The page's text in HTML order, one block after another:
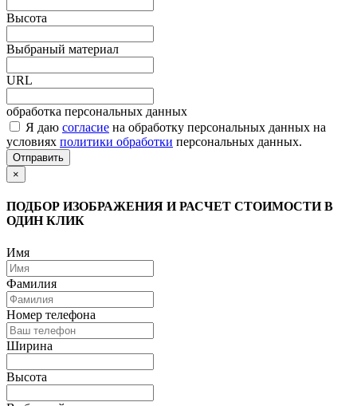
Высота
Выбраный материал
URL
обработка персональных данных
Я даю согласие на обработку персональных данных на
условиях политики обработки персональных данных.
Отправить
×
ПОДБОР ИЗОБРАЖЕНИЯ И РАСЧЕТ СТОИМОСТИ В
ОДИН КЛИК
Имя
Фамилия
Номер телефона
Ширина
Высота